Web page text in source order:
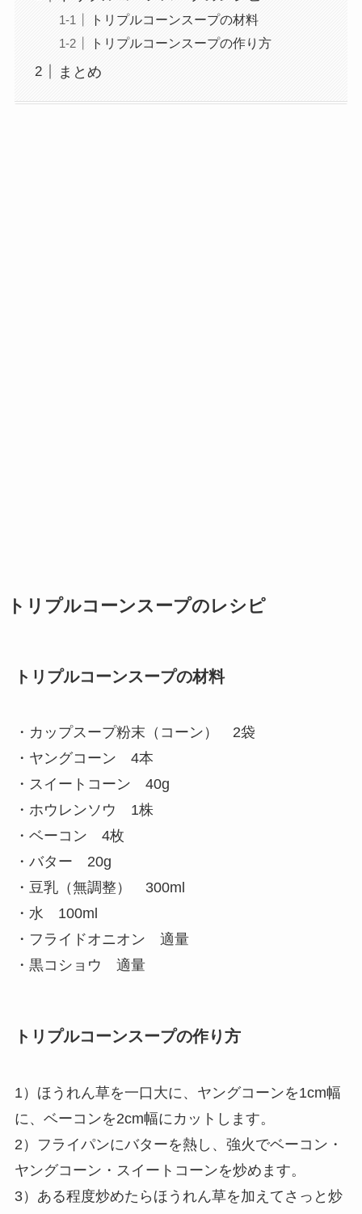
トリプルコーンスープの材料
トリプルコーンスープの作り方
まとめ
トリプルコーンスープのレシピ
トリプルコーンスープの材料
・カップスープ粉末（コーン） 2袋
・ヤングコーン 4本
・スイートコーン 40g
・ホウレンソウ 1株
・ベーコン 4枚
・バター 20g
・豆乳（無調整） 300ml
・水 100ml
・フライドオニオン 適量
・黒コショウ 適量
トリプルコーンスープの作り方
1）ほうれん草を一口大に、ヤングコーンを1cm幅
に、ベーコンを2cm幅にカットします。
2）フライパンにバターを熱し、強火でベーコン・
ヤングコーン・スイートコーンを炒めます。
3）ある程度炒めたらほうれん草を加えてさっと炒